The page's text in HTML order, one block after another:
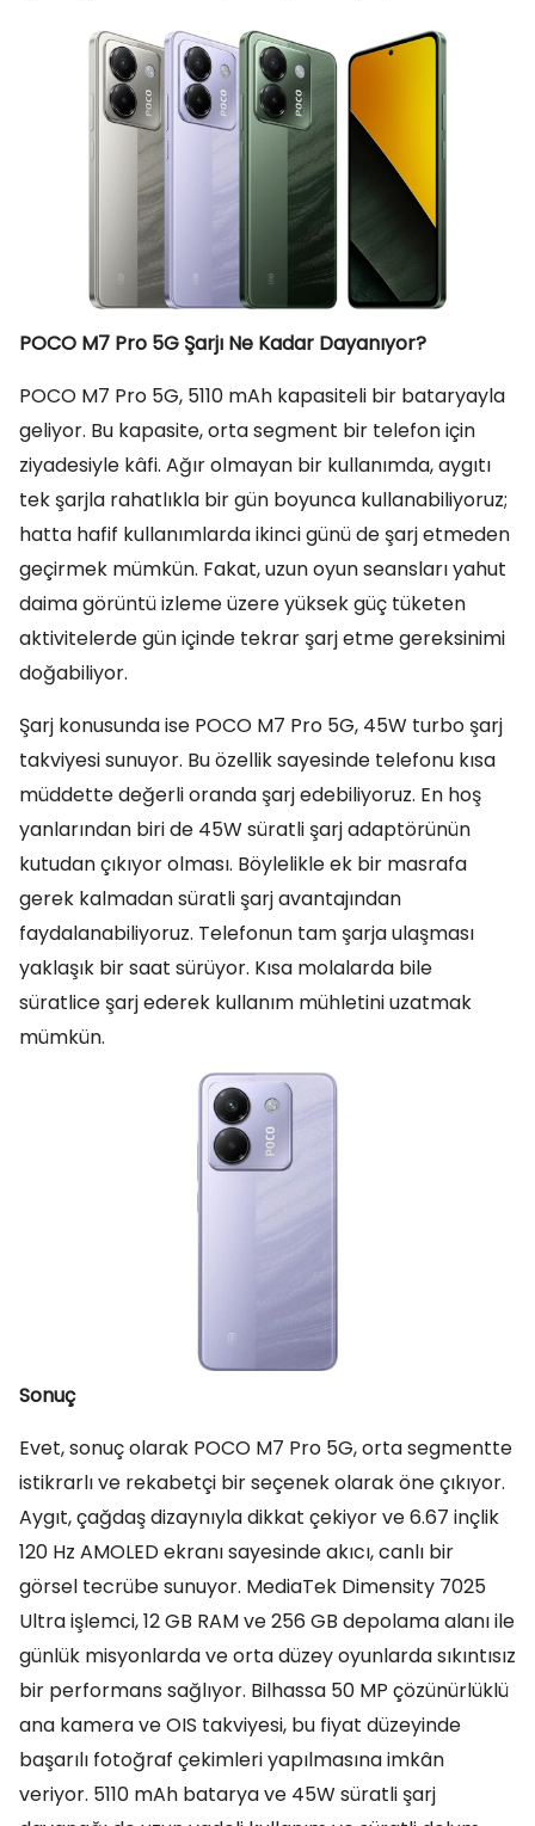
POCO M7 Pro 5G Şarjı Ne Kadar Dayanıyor?
POCO M7 Pro 5G, 5110 mAh kapasiteli bir bataryayla
geliyor. Bu kapasite, orta segment bir telefon için
ziyadesiyle kâfi. Ağır olmayan bir kullanımda, aygıtı
tek şarjla rahatlıkla bir gün boyunca kullanabiliyoruz;
hatta hafif kullanımlarda ikinci günü de şarj etmeden
geçirmek mümkün. Fakat, uzun oyun seansları yahut
daima görüntü izleme üzere yüksek güç tüketen
aktivitelerde gün içinde tekrar şarj etme gereksinimi
doğabiliyor.
Şarj konusunda ise POCO M7 Pro 5G, 45W turbo şarj
takviyesi sunuyor. Bu özellik sayesinde telefonu kısa
müddette değerli oranda şarj edebiliyoruz. En hoş
yanlarından biri de 45W süratli şarj adaptörünün
kutudan çıkıyor olması. Böylelikle ek bir masrafa
gerek kalmadan süratli şarj avantajından
faydalanabiliyoruz. Telefonun tam şarja ulaşması
yaklaşık bir saat sürüyor. Kısa molalarda bile
süratlice şarj ederek kullanım mühletini uzatmak
mümkün.
Sonuç
Evet, sonuç olarak POCO M7 Pro 5G, orta segmentte
istikrarlı ve rekabetçi bir seçenek olarak öne çıkıyor.
Aygıt, çağdaş dizaynıyla dikkat çekiyor ve 6.67 inçlik
120 Hz AMOLED ekranı sayesinde akıcı, canlı bir
görsel tecrübe sunuyor. MediaTek Dimensity 7025
Ultra işlemci, 12 GB RAM ve 256 GB depolama alanı ile
günlük misyonlarda ve orta düzey oyunlarda sıkıntısız
bir performans sağlıyor. Bilhassa 50 MP çözünürlüklü
ana kamera ve OIS takviyesi, bu fiyat düzeyinde
başarılı fotoğraf çekimleri yapılmasına imkân
veriyor. 5110 mAh batarya ve 45W süratli şarj